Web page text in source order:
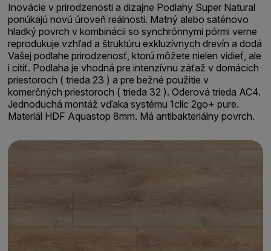
Inovácie v prirodzenosti a dizajne Podlahy Super Natural
ponúkajú novú úroveň reálnosti. Matný alebo saténovo
hladký povrch v kombinácii so synchrónnymi pórmi verne
reprodukuje vzhľad a štruktúru exkluzívnych drevín a dodá
Vašej podlahe prirodzenosť, ktorú môžete nielen vidieť, ale
i cítiť. Podlaha je vhodná pre intenzívnu záťaž v domácich
priestoroch ( trieda 23 ) a pre bežné použitie v
komerčných priestoroch ( trieda 32 ). Oderová trieda AC4.
Jednoduchá montáž vďaka systému 1clic 2go+ pure.
Materiál HDF Aquastop 8mm. Má antibakteriálny povrch.